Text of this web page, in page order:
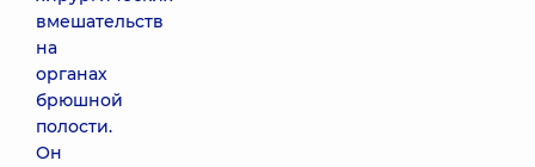
вмешательств
на
органах
брюшной
полости.
Он